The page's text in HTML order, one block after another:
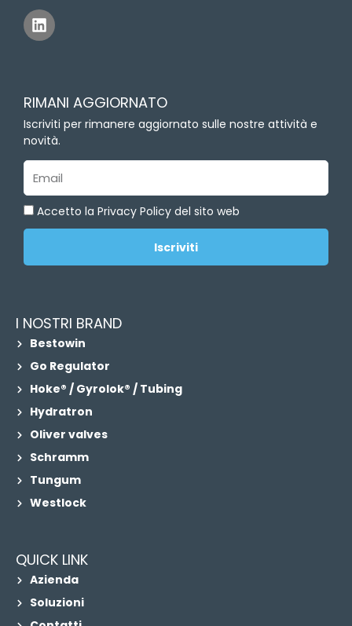
L
i
n
d
i
n
RIMANI AGGIORNATO
Iscriviti per rimanere aggiornato sulle nostre attività e
novità.
Accetto la Privacy Policy del sito web
Iscriviti
I NOSTRI BRAND
Bestowin
Go Regulator
Hoke® / Gyrolok® / Tubing
Hydratron
Oliver valves
Schramm
Tungum
Westlock
QUICK LINK
Azienda
Soluzioni